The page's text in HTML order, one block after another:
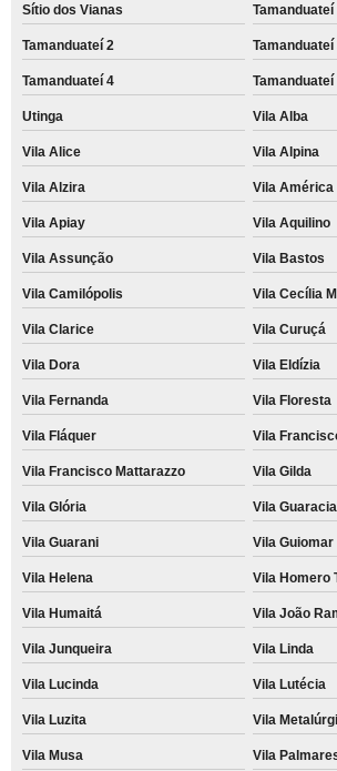
Sítio dos Vianas Tamanduateí
Tamanduateí 2 Tamanduateí
Tamanduateí 4 Tamanduateí
Utinga Vila Alba
Vila Alice Vila Alpina
Vila Alzira Vila América
Vila Apiay Vila Aquilino
Vila Assunção Vila Bastos
Vila Camilópolis Vila Cecília
Vila Clarice Vila Curuçá
Vila Dora Vila Eldízia
Vila Fernanda Vila Floresta
Vila Fláquer Vila
Vila Francisco Mattarazzo Vila Gilda
Vila Glória Vila
Vila Guarani Vila Guiomar
Vila Helena Vila Homero
Vila Humaitá Vila João
Vila Junqueira Vila Linda
Vila Lucinda Vila Lutécia
Vila Luzita Vila
Vila Musa Vila